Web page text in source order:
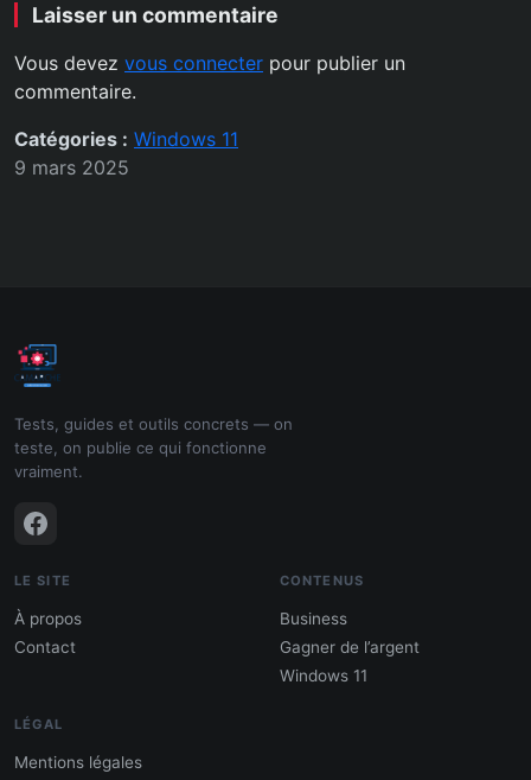
Laisser un commentaire
Vous devez vous connecter pour publier un
commentaire.
Catégories : Windows 11
9 mars 2025
Tests, guides et outils concrets — on
teste, on publie ce qui fonctionne
vraiment.
LE SITE
À propos
Contact
CONTENUS
Business
Gagner de l’argent
Windows 11
LÉGAL
Mentions légales